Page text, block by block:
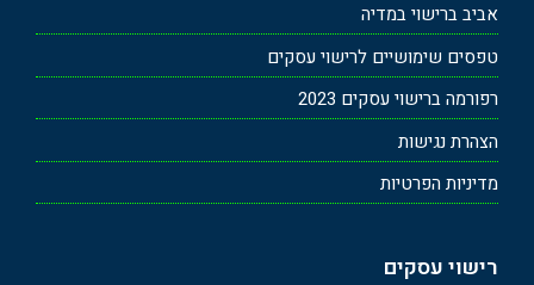
אביב ברישוי במדיה
טפסים שימושיים לרישוי עסקים
רפורמה ברישוי עסקים 2023
הצהרת נגישות
מדיניות הפרטיות
רישוי עסקים